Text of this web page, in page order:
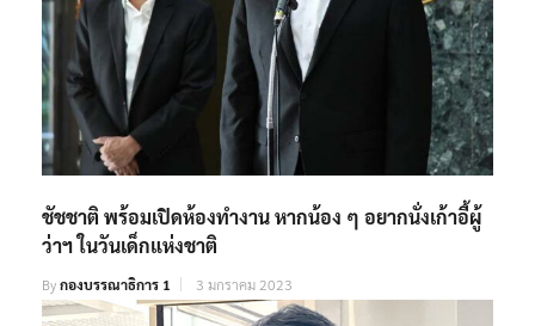
ชัชชาติ พร้อมเปิดห้องทำงาน หากน้อง ๆ อยากนั่งเก้าอี้ผู้
ว่าฯ ในวันเด็กแห่งชาติ
Byกองบรรณาธิการ 1 3 มกราคม 2023